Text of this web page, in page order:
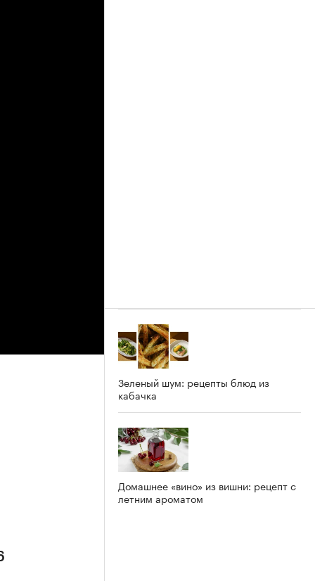
Зеленый шум: рецепты блюд из
кабачка
Домашнее «вино» из вишни: рецепт с
летним ароматом